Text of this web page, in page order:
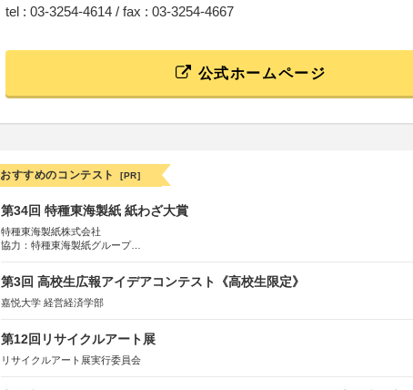
tel : 03-3254-4614 / fax : 03-3254-4667
公式ホームページ
おすすめのコンテスト [PR]
第34回 特種東海製紙 紙わざ大賞
特種東海製紙株式会社
協力：特種東海製紙グループ
第3回 高校生広報アイデアコンテスト《高校生限定》
嘉悦大学 経営経済学部
第12回リサイクルアート展
リサイクルアート展実行委員会